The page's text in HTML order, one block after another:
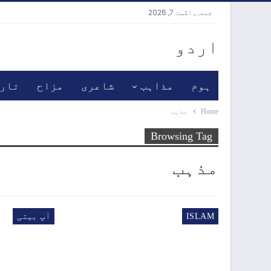
جمعہ, اگست 7, 2026
اردو
ہوم مذاہب شاعری مزاح
Home مذہب
Browsing Tag
مذہب
ISLAM آپ بیتی